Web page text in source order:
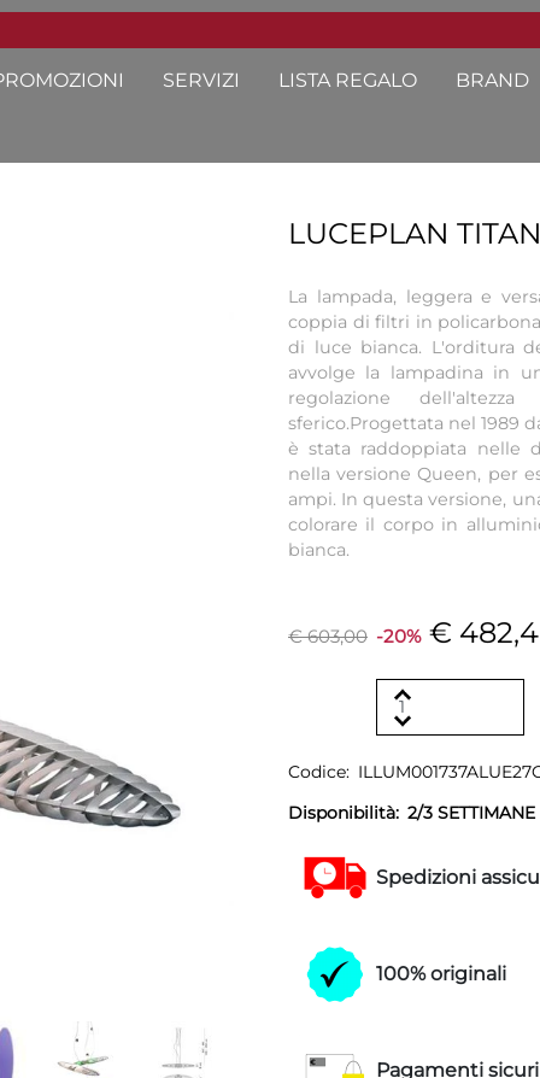
SERVIZI LISTA REGALO BRAND
LUCEPLAN
La lampada, leggera e
coppia di filtri in
di luce bianca. L'orditura
avvolge la lampadina in
regolazione
sferico.Progettata nel 1989
è stata raddoppiata nelle
nella versione Queen, per
ampi. In questa versione,
colorare il corpo in
bianca.
€ 603,00 -20% €
Codice:
Disponibilità: 2/3 SETTIMANE
Spedizioni
100% originali
Pagamenti sicuri